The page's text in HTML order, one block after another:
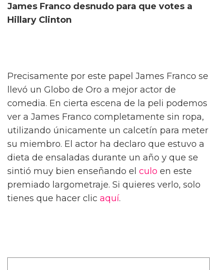
James Franco desnudo para que votes a
Hillary Clinton
Precisamente por este papel James Franco se
llevó un Globo de Oro a mejor actor de
comedia. En cierta escena de la peli podemos
ver a James Franco completamente sin ropa,
utilizando únicamente un calcetín para meter
su miembro. El actor ha declaro que estuvo a
dieta de ensaladas durante un año y que se
sintió muy bien enseñando el culo en este
premiado largometraje. Si quieres verlo, solo
tienes que hacer clic aquí.